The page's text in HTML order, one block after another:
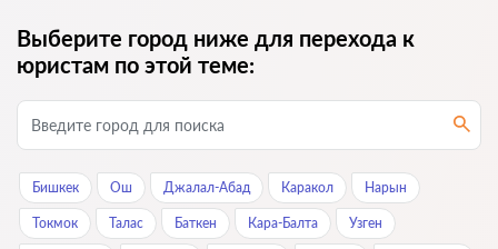
Выберите город ниже для перехода к
юристам по этой теме:
Бишкек Ош Джалал-Абад Каракол Нарын
Токмок Талас Баткен Кара-Балта Узген